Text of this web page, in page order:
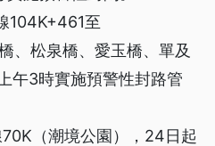
104K+461至
、松泉橋、愛玉橋、單及
午3時實施預警性封路管
（潮境公園），24日起